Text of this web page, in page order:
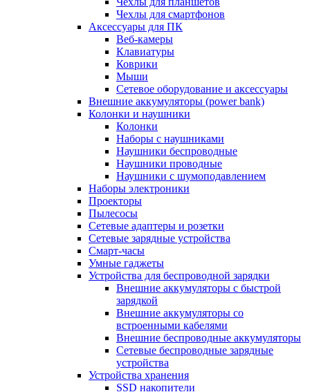
Чехлы для смартфонов
Аксессуары для ПК
Веб-камеры
Клавиатуры
Коврики
Мыши
Сетевое оборудование и аксессуары
Внешние аккумуляторы (power bank)
Колонки и наушники
Колонки
Наборы с наушниками
Наушники беспроводные
Наушники проводные
Наушники с шумоподавлением
Наборы электроники
Проекторы
Пылесосы
Сетевые адаптеры и розетки
Сетевые зарядные устройства
Смарт-часы
Умные гаджеты
Устройства для беспроводной зарядки
Внешние аккумуляторы с быстрой
зарядкой
Внешние аккумуляторы со
встроенными кабелями
Внешние беспроводные аккумуляторы
Сетевые беспроводные зарядные
устройства
Устройства хранения
SSD накопители